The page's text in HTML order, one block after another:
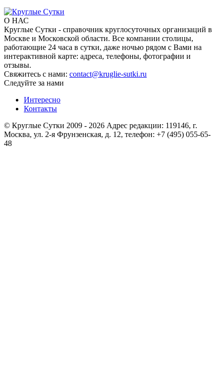
О НАС
Круглые Сутки - справочник круглосуточных организаций в
Москве и Московской области. Все компании столицы,
работающие 24 часа в сутки, даже ночью рядом с Вами на
интерактивной карте: адреса, телефоны, фотографии и
отзывы.
Свяжитесь с нами: contact@kruglie-sutki.ru
Следуйте за нами
Интересно
Контакты
© Круглые Сутки 2009 - 2026 Адрес редакции: 119146, г.
Москва, ул. 2-я Фрунзенская, д. 12, телефон: +7 (495) 055-65-
48